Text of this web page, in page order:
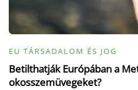
EU TÁRSADALOM ÉS JOG
Betilthatják Európában a
okosszemüvegeket?